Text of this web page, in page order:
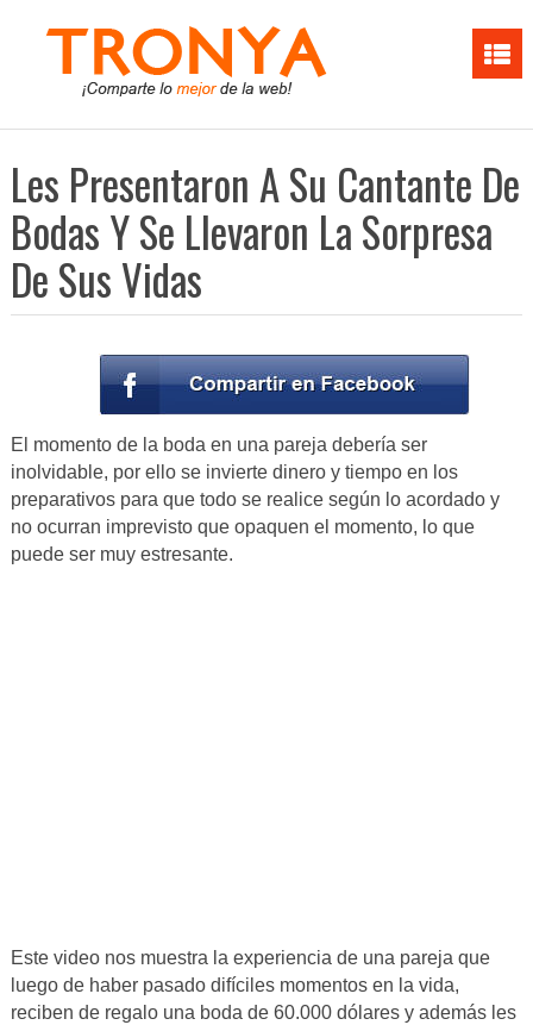
Les Presentaron A Su Cantante De
Bodas Y Se Llevaron La Sorpresa
De Sus Vidas
El momento de la boda en una pareja debería ser
inolvidable, por ello se invierte dinero y tiempo en los
preparativos para que todo se realice según lo acordado y
no ocurran imprevisto que opaquen el momento, lo que
puede ser muy estresante.
Este video nos muestra la experiencia de una pareja que
luego de haber pasado difíciles momentos en la vida,
reciben de regalo una boda de 60.000 dólares y además les